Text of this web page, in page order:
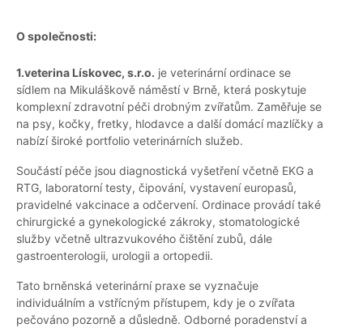
O společnosti:
1.veterina Lískovec, s.r.o. je veterinární ordinace se
sídlem na Mikuláškově náměstí v Brně, která poskytuje
komplexní zdravotní péči drobným zvířatům. Zaměřuje se
na psy, kočky, fretky, hlodavce a další domácí mazlíčky a
nabízí široké portfolio veterinárních služeb.
Součástí péče jsou diagnostická vyšetření včetně EKG a
RTG, laboratorní testy, čipování, vystavení europasů,
pravidelné vakcinace a odčervení. Ordinace provádí také
chirurgické a gynekologické zákroky, stomatologické
služby včetně ultrazvukového čištění zubů, dále
gastroenterologii, urologii a ortopedii.
Tato brněnská veterinární praxe se vyznačuje
individuálním a vstřícným přístupem, kdy je o zvířata
pečováno pozorně a důsledně. Odborné poradenství a